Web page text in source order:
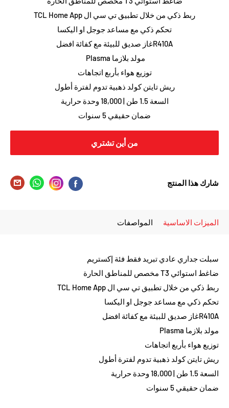
ربط ذكي من خلال تطبيق تي سي ال TCL Home App
تحكم ذكي مع مساعد جوجل او اليكسا
R410Aغاز صديق للبيئة مع كفائة افضل
مولد بلازما Plasma
توزيع هواء بأربع اتجاهات
ريش تايتن كولد ذهبية تدوم لفترة أطول
السعة 1.5 طن | 18,000 وحدة حرارية
ضمان حقيقي 5 سنوات
من أين تشتري
شارك هذا المنتج
الميزات الاساسية المواصفات
سبلت جداري عادي تبريد فقط فئة إكستريم
ضاغط استوائي T3 مخصص للمناطق الحارة
ربط ذكي من خلال تطبيق تي سي ال TCL Home App
تحكم ذكي مع مساعد جوجل او اليكسا
R410Aغاز صديق للبيئة مع كفائة افضل
مولد بلازما Plasma
توزيع هواء بأربع اتجاهات
ريش تايتن كولد ذهبية تدوم لفترة أطول
السعة 1.5 طن | 18,000 وحدة حرارية
ضمان حقيقي 5 سنوات